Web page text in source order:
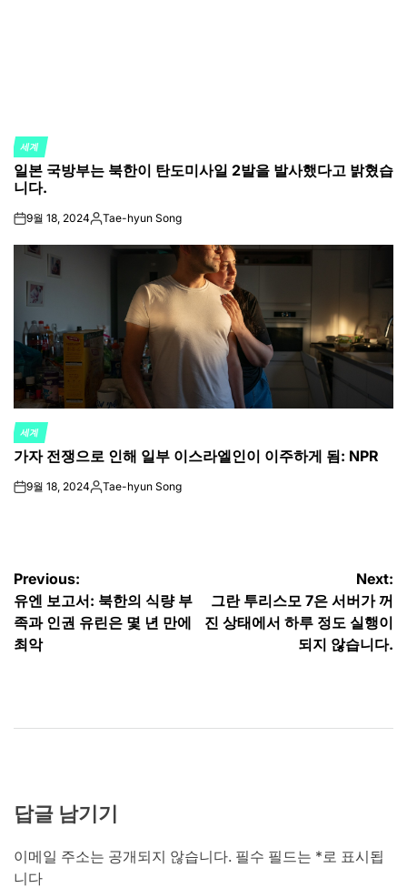
POSTED
IN
세계
일본 국방부는 북한이 탄도미사일 2발을 발사했다고 밝혔습
니다.
on9월 18, 2024Posted
Tae-hyun Song
POSTED
IN
세계
가자 전쟁으로 인해 일부 이스라엘인이 이주하게 됨: NPR
on9월 18, 2024Posted
Tae-hyun Song
글
탐
색
Previous:
유엔 보고서: 북한의 식량 부
족과 인권 유린은 몇 년 만에
최악
Next:
그란 투리스모 7은 서버가 꺼
진 상태에서 하루 정도 실행이
되지 않습니다.
답글 남기기
이메일 주소는 공개되지 않습니다. 필수 필드는 * 로 표시됩
니다